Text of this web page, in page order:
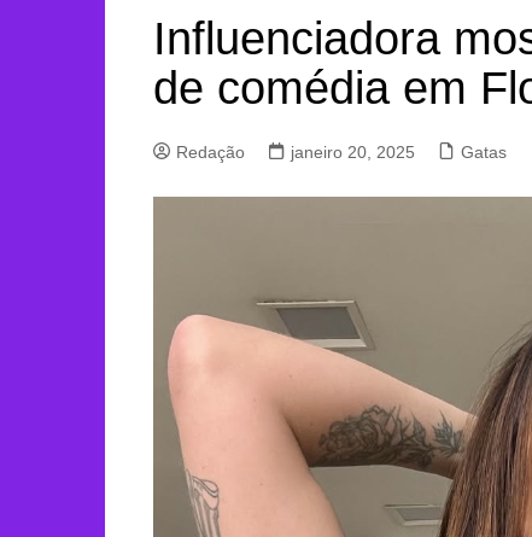
Influenciadora
de comédia em
Redação janeiro 20, 2025 Gatas